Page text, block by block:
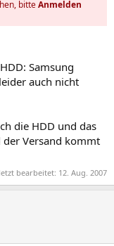
bitteAnmelden
Samsung
auch nicht
die HDD und das
Versand kommt
bearbeitet: 12. Aug. 2007